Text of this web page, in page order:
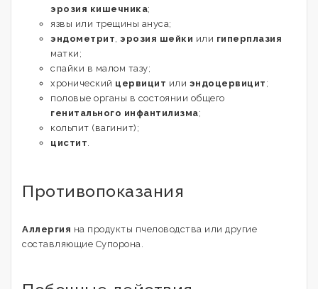
эрозия кишечника;
язвы или трещины ануса;
эндометрит эрозия шейки или гиперплазия
матки;
спайки в малом тазу;
хронический цервицит или эндоцервицит ;
половые органы в состоянии общего
генитального инфантилизма;
кольпит (вагинит);
цистит
Противопоказания
Аллергия на продукты пчеловодства или другие
составляющие Супорона.